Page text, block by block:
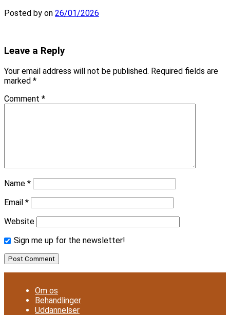
Posted by on 26/01/2026
Leave a Reply
Your email address will not be published. Required fields are
marked *
Comment *
Name *
Email *
Website
Sign me up for the newsletter!
Om os
Behandlinger
Uddannelser